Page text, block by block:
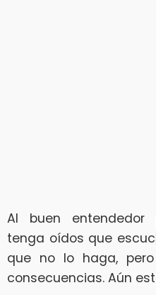
Al buen entendedor
tenga oídos que
que no lo haga,
consecuencias. Aún